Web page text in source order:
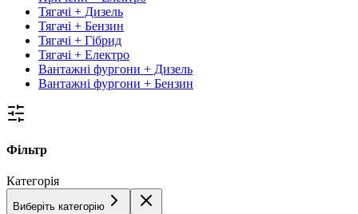
Тягачі + Дизель
Тягачі + Бензин
Тягачі + Гібрид
Тягачі + Електро
Вантажні фургони + Дизель
Вантажні фургони + Бензин
Фільтр
Категорія
Виберіть категорію